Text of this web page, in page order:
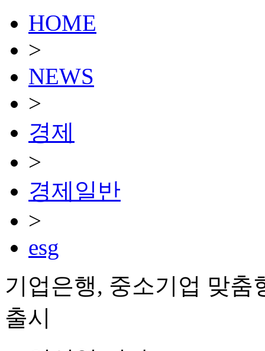
HOME
>
NEWS
>
경제
>
경제일반
>
esg
기업은행, 중소기업 맞춤
출시